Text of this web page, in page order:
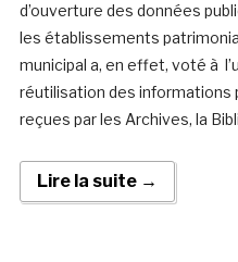
d’ouverture des données
les établissements
municipal a, en effet, voté à
réutilisation des
reçues par les Archives, la
Lire la suite →